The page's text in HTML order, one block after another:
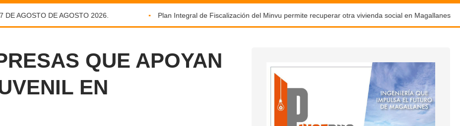
✕
AGOSTO DE AGOSTO 2026. Plan Integral de Fiscalización del Minvu permite recuperar otra vivienda social en Magallanes
QUE APOYAN
EN